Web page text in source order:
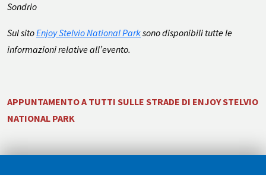
Sondrio
Sul sitoEnjoy Stelvio National Parksono disponibili tutte le
informazioni relative all’evento.
APPUNTAMENTO A TUTTI SULLE STRADE DI ENJOY STELVIO
NATIONAL PARK